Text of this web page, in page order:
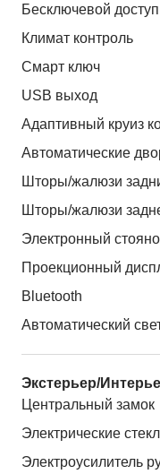
Бесключевой доступ
Климат контроль
Смарт ключ
USB выход
Адаптивный круиз
Автоматические
Шторы/жалюзи
Шторы/жалюзи
Электронный
Проекционный
Bluetooth
Автоматический
Экстерьер/
Центральный замок
Электрические
Электроусилитель